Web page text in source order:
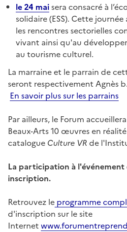
le 24 maisera consacré à
solidaire (ESS). Cette
les rencontres sectorielles
vivant ainsi qu'au
au tourisme culturel.
La marraine et le parrain de
seront respectivement Agnès
En savoir plus sur les parrains
Par ailleurs, le Forum
Beaux-Arts 10 œuvres en
catalogue Culture VR de
La participation à l'événement
inscription.
Retrouvez le programme
d'inscription sur le site
Internet